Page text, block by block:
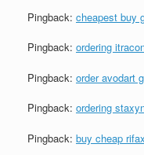
Pingback: cheapest buy
Pingback: ordering
Pingback: order avodart
Pingback: ordering
Pingback: buy cheap